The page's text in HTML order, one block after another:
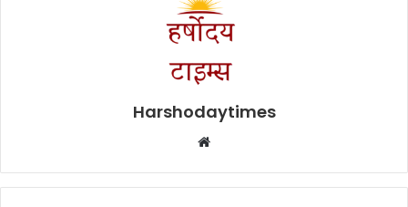
Harshodaytimes
Website